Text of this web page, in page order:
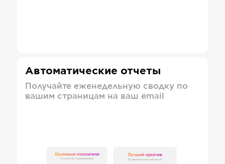
Автоматические отчеты
Получайте еженедельную сводку по
вашим страницам на ваш email